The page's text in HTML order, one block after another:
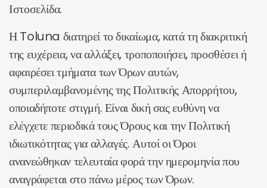
Ιστοσελίδα.
Η Toluna διατηρεί το δικαίωμα, κατά τη διακριτική
της ευχέρεια, να αλλάξει, τροποποιήσει, προσθέσει ή
αφαιρέσει τμήματα των Όρων αυτών,
συμπεριλαμβανομένης της Πολιτικής Απορρήτου,
οποιαδήποτε στιγμή. Είναι δική σας ευθύνη να
ελέγχετε περιοδικά τους Όρους και την Πολιτική
ιδιωτικότητας για αλλαγές. Αυτοί οι Όροι
ανανεώθηκαν τελευταία φορά την ημερομηνία που
αναγράφεται στο πάνω μέρος των Όρων.